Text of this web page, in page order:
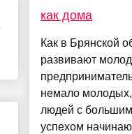
как дома
Как в Брянской
развивают
немало
людей с
успехом